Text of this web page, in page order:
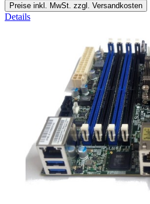
Preise inkl. MwSt. zzgl. Versandkosten
Details